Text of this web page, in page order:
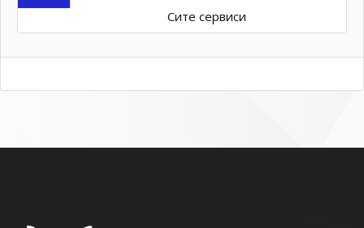
Сите сервиси